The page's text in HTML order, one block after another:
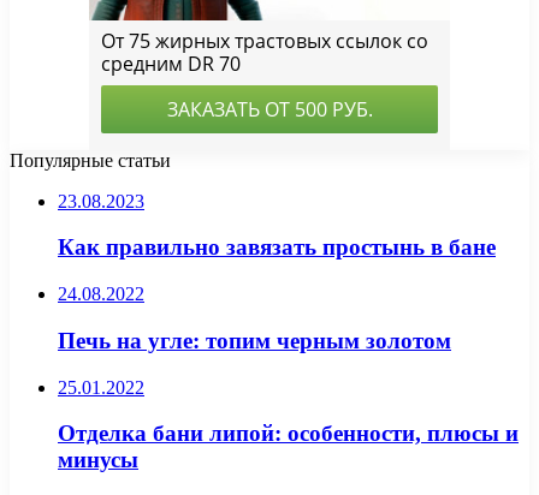
Популярные статьи
23.08.2023
Как правильно завязать простынь в бане
24.08.2022
Печь на угле: топим черным золотом
25.01.2022
Отделка бани липой: особенности, плюсы и
минусы